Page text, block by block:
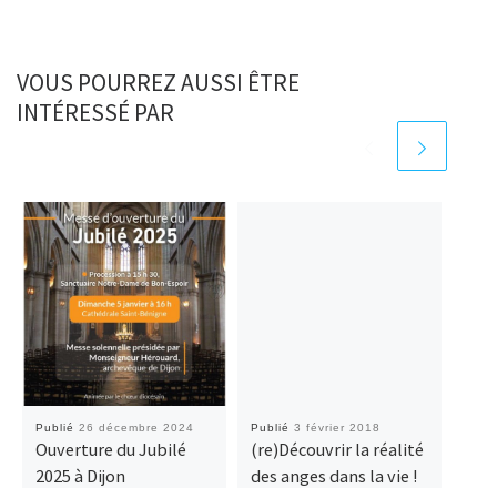
VOUS POURREZ AUSSI ÊTRE
INTÉRESSÉ PAR
Publié 26 décembre 2024
Ouverture du Jubilé
2025 à Dijon
Publié 3 février 2018
(re)Découvrir la réalité
des anges dans la vie !